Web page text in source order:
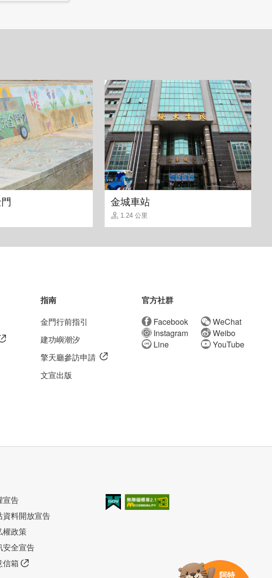
的配色
金城車站
1.24 公里
阿特
指南
金門行前指引
建功嶼潮汐
擎天廳參訪申請
文宣出版
官方社群
Facebook
WeChat
Instagram
Weibo
Line
YouTube
宣告
資料開放宣告
權政策
安全宣告
信箱